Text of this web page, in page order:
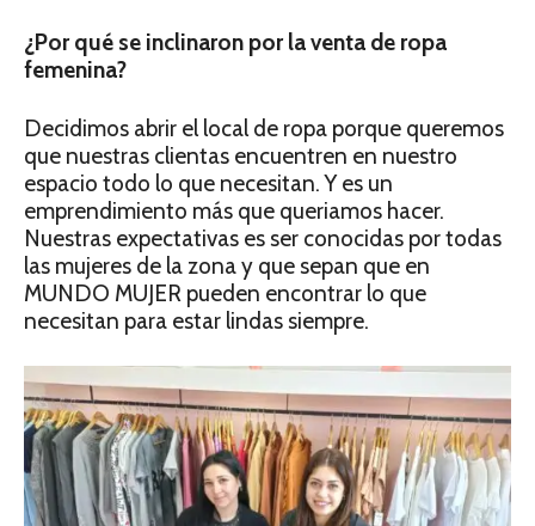
¿Por qué se inclinaron por la venta de ropa
femenina?
Decidimos abrir el local de ropa porque queremos
que nuestras clientas encuentren en nuestro
espacio todo lo que necesitan. Y es un
emprendimiento más que queriamos hacer.
Nuestras expectativas es ser conocidas por todas
las mujeres de la zona y que sepan que en
MUNDO MUJER pueden encontrar lo que
necesitan para estar lindas siempre.